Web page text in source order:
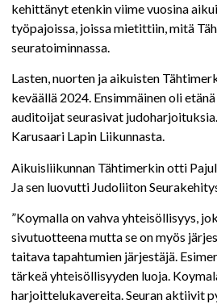
kehittänyt etenkin viime vuosina
työpajoissa, joissa mietittiin, mitä
seuratoiminnassa.
Lasten, nuorten ja aikuisten
keväällä 2024. Ensimmäinen oli
auditoijat seurasivat
Karusaari Lapin Liikunnasta.
Aikuisliikunnan Tähtimerkin otti
Ja sen luovutti Judoliiton
”Koymalla on vahva yhteisöllisyys,
sivutuotteena mutta se on myös
taitava tapahtumien järjestäjä.
tärkeä yhteisöllisyyden luoja.
harjoittelukavereita. Seuran aktiivit